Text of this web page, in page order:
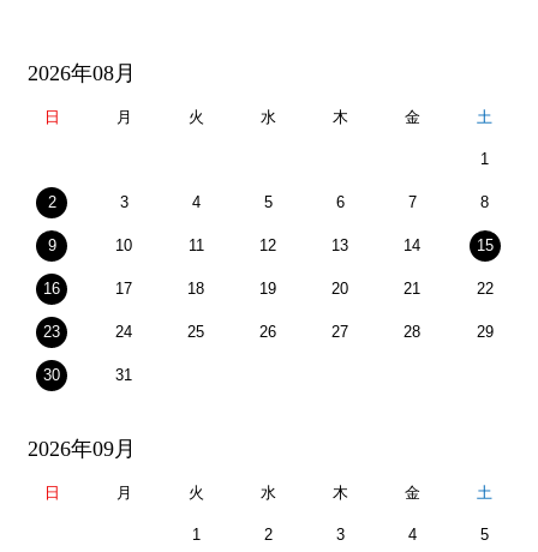
2026年08月
日 月 火 水 木 金 土
1
2 3 4 5 6 7 8
9 10 11 12 13 14 15
16 17 18 19 20 21 22
23 24 25 26 27 28 29
30 31
2026年09月
日 月 火 水 木 金 土
1 2 3 4 5